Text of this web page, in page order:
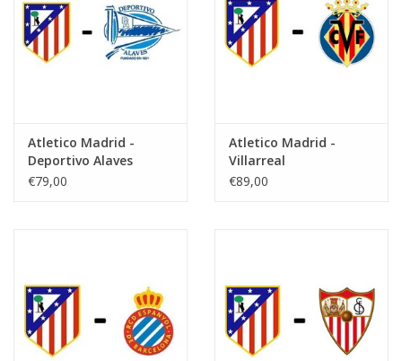
Atletico Madrid -
Deportivo Alaves
€79,00
Atletico Madrid -
Villarreal
€89,00